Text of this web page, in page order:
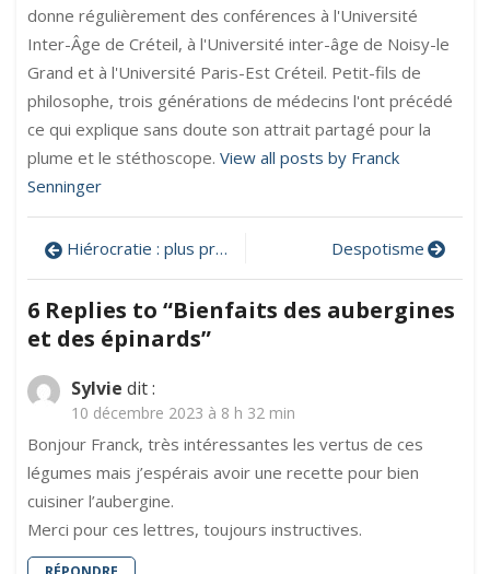
donne régulièrement des conférences à l'Université
Inter-Âge de Créteil, à l'Université inter-âge de Noisy-le
Grand et à l'Université Paris-Est Créteil. Petit-fils de
philosophe, trois générations de médecins l'ont précédé
ce qui explique sans doute son attrait partagé pour la
plume et le stéthoscope. View all posts by Franck
Senninger
Navigation
de
l’article
Hiérocratie : plus près du divin Despotisme
6 Replies to “Bienfaits des aubergines
et des épinards”
Sylvie dit :
10 décembre 2023 à 8 h 32 min
Bonjour Franck, très intéressantes les vertus de ces
légumes mais j’espérais avoir une recette pour bien
cuisiner l’aubergine.
Merci pour ces lettres, toujours instructives.